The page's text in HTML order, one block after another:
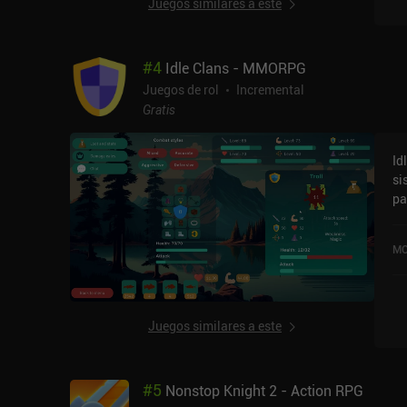
#4 Idle Clans - MMORPG
Juegos de rol
Incremental
Gratis
Juegos similares a este
#5 Nonstop Knight 2 - Action RPG